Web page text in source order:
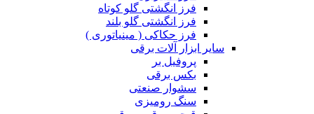
فرز انگشتی گلو کوتاه
فرز انگشتی گلو بلند
فرز حکاکی ( مینیاتوری )
سایر ابزار آلات برقی
پروفیل بر
بکس برقی
سشوار صنعتی
سنگ رومیزی